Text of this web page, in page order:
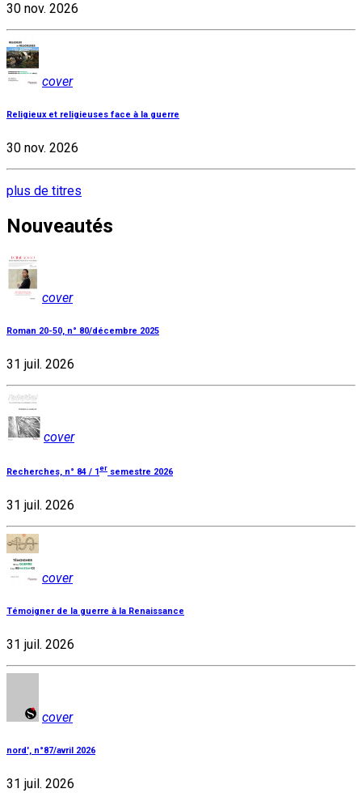
30 nov. 2026
cover
Religieux et religieuses face à la guerre
30 nov. 2026
plus de titres
Nouveautés
cover
Roman 20-50, n° 80/décembre 2025
31 juil. 2026
cover
Recherches, n° 84 / 1 er semestre 2026
31 juil. 2026
cover
Témoigner de la guerre à la Renaissance
31 juil. 2026
cover
nord', n°87/avril 2026
31 juil. 2026